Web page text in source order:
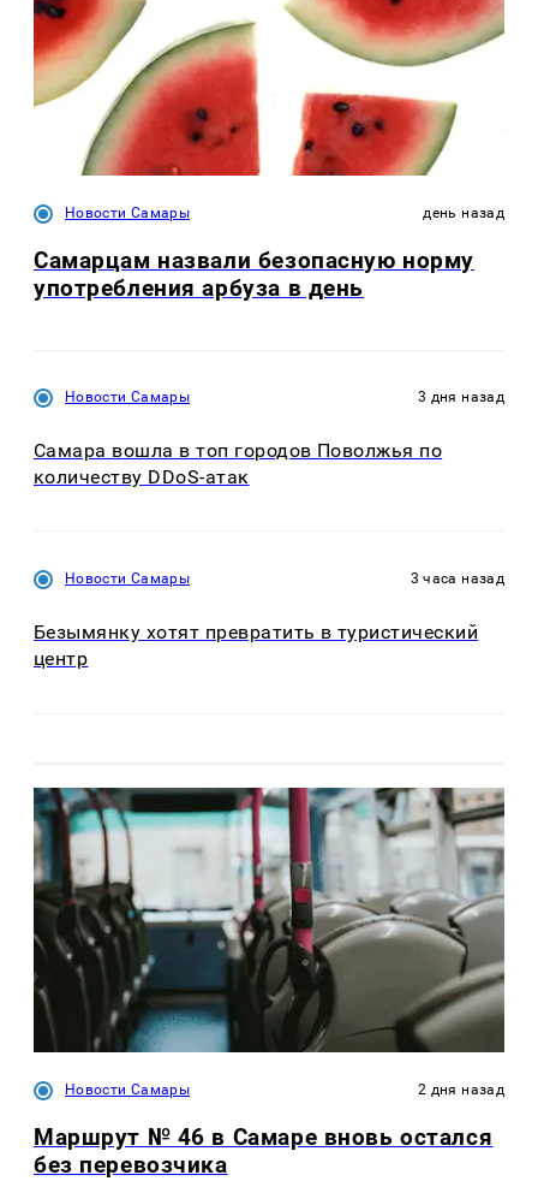
Новости Самары день назад
Самарцам назвали безопасную норму
употребления арбуза в день
Новости Самары 3 дня назад
Самара вошла в топ городов Поволжья по
количеству DDoS-атак
Новости Самары 3 часа назад
Безымянку хотят превратить в туристический
центр
Новости Самары 2 дня назад
Маршрут № 46 в Самаре вновь остался
без перевозчика